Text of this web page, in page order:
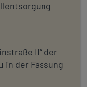
II“ der
in der Fassung